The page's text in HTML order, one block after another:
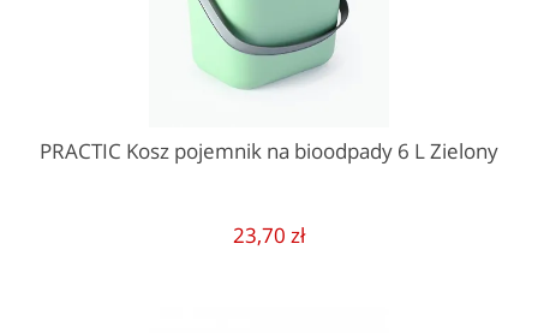
PRACTIC Kosz pojemnik na bioodpady 6 L Zielony
23,70 zł